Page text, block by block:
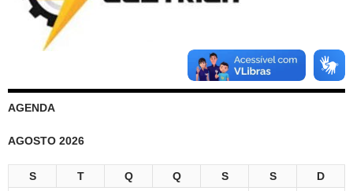
AGENDA
AGOSTO 2026
S T Q Q S S
D